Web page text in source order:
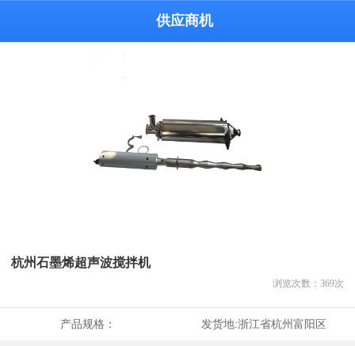
供应商机
杭州石墨烯超声波搅拌机
浏览次数： 369次
产品规格： 发货地:浙江省杭州富阳区